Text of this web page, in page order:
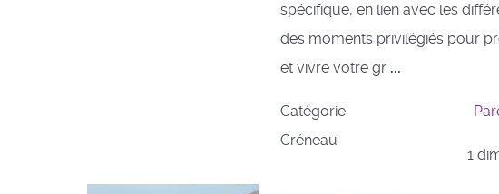
spécifique, en lien avec les
des moments privilégiés pour
et vivre votre gr ...
Catégorie
Créneau
1